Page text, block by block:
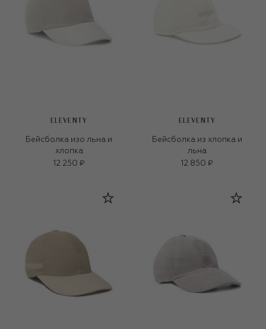
ELEVENTY
Бейсболка изо льна и
хлопка
12 250 ₽
ELEVENTY
Бейсболка из хлопка и
льна
12 850 ₽